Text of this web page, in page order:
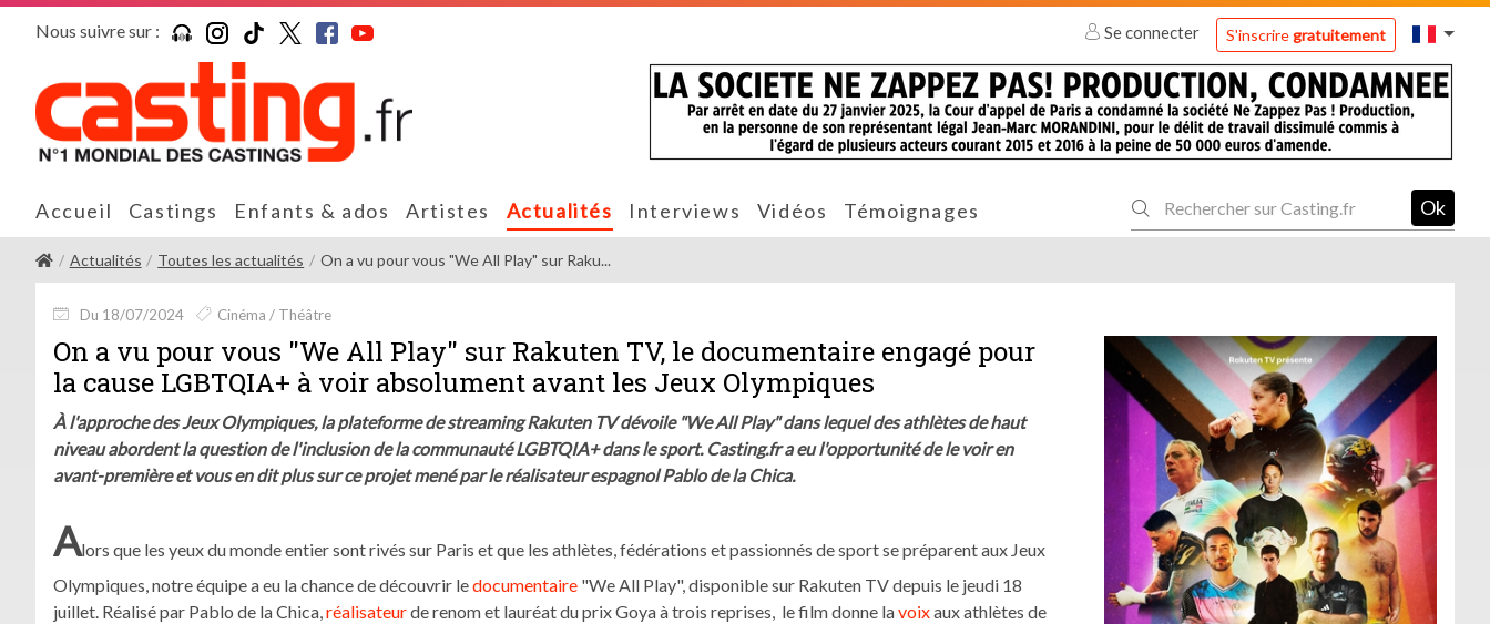
Nous suivre sur : Se connecter S'inscriregratuitement
Accueil Castings Enfants & ados Artistes Actualités Interviews Vidéos Témoignages Ok
Actualités Toutes les actualités On a vu pour vous "We All Play" sur Raku...
Du 18/07/2024 Cinéma / Théâtre
On a vu pour vous "We All Play" sur Rakuten TV, le documentaire engagé pour
la cause LGBTQIA+ à voir absolument avant les Jeux Olympiques
À l'approche des Jeux Olympiques, la plateforme de streaming Rakuten TV dévoile "We All Play" dans lequel des athlètes de haut
niveau abordent la question de l'inclusion de la communauté LGBTQIA+ dans le sport. Casting.fr a eu l'opportunité de le voir en
avant-première et vous en dit plus sur ce projet mené par le réalisateur espagnol Pablo de la Chica.
Alors que les yeux du monde entier sont rivés sur Paris et que les athlètes, fédérations et passionnés de sport se préparent aux Jeux
Olympiques, notre équipe a eu la chance de découvrir ledocumentaire "We All Play", disponible sur Rakuten TV depuis le jeudi 18
juillet. Réalisé par Pablo de la Chica,réalisateurde renom et lauréat du prix Goya à trois reprises, le film donne lavoixaux athlètes de